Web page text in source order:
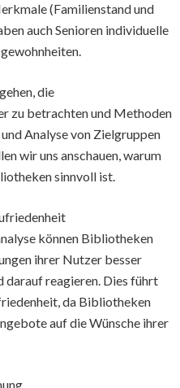
(Familienstand und
auch Senioren individuelle
die
zu betrachten und Methoden
Analyse von Zielgruppen
wir uns anschauen, warum
sinnvoll ist.
können Bibliotheken
ihrer Nutzer besser
darauf reagieren. Dies führt
da Bibliotheken
auf die Wünsche ihrer